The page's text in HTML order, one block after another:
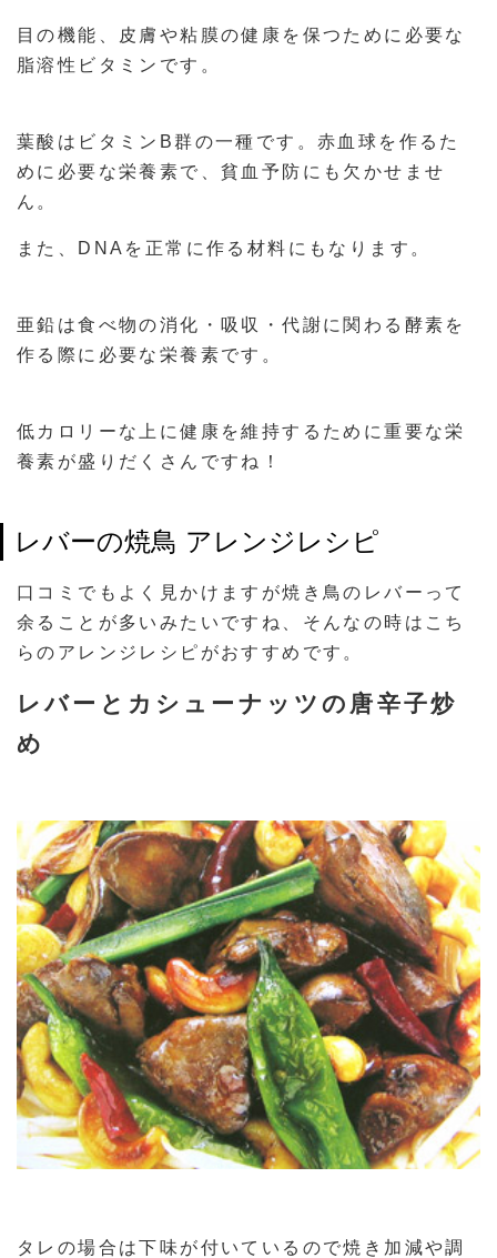
目の機能、皮膚や粘膜の健康を保つために必要な
脂溶性ビタミンです。
葉酸はビタミンB群の一種です。赤血球を作るた
めに必要な栄養素で、貧血予防にも欠かせませ
ん。
また、DNAを正常に作る材料にもなります。
亜鉛は食べ物の消化・吸収・代謝に関わる酵素を
作る際に必要な栄養素です。
低カロリーな上に健康を維持するために重要な栄
養素が盛りだくさんですね！
レバーの焼鳥 アレンジレシピ
口コミでもよく見かけますが焼き鳥のレバーって
余ることが多いみたいですね、そんなの時はこち
らのアレンジレシピがおすすめです。
レバーとカシューナッツの唐辛子炒
め
タレの場合は下味が付いているので焼き加減や調